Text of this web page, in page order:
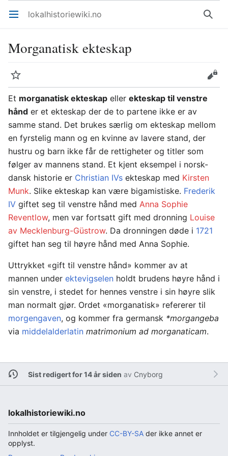
Åpne hovedmenyen lokalhistoriewiki.no Søk
Morganatisk ekteskap
Overvåk
Rediger
Et morganatisk ekteskap eller ekteskap til venstre
hånd er et ekteskap der de to partene ikke er av
samme stand. Det brukes særlig om ekteskap mellom
en fyrstelig mann og en kvinne av lavere stand, der
hustru og barn ikke får de rettigheter og titler som
følger av mannens stand. Et kjent eksempel i norsk-
dansk historie er Christian IVs ekteskap med Kirsten
Munk. Slike ekteskap kan være bigamistiske. Frederik
IV giftet seg til venstre hånd med Anna Sophie
Reventlow, men var fortsatt gift med dronning Louise
av Mecklenburg-Güstrow. Da dronningen døde i 1721
giftet han seg til høyre hånd med Anna Sophie.
Uttrykket «gift til venstre hånd» kommer av at
mannen under ektevigselen holdt brudens høyre hånd i
sin venstre, i stedet for hennes venstre i sin høyre slik
man normalt gjør. Ordet «morganatisk» refererer til
morgengaven, og kommer fra germansk *morgangeba
via middelalderlatin matrimonium ad morganaticam.
Sist redigert for 14 år siden av Cnyborg
lokalhistoriewiki.no
Innholdet er tilgjengelig under CC-BY-SA der ikke annet er
opplyst.